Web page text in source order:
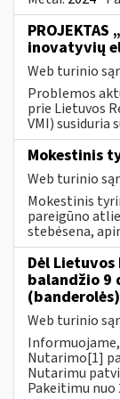
inovatyvių
Web turinio
Problemos
prie Lietuvos
VMI) susiduria
Mokestinis
Web turinio
Mokestinis
pareigūno
stebėsena,
Dėl
balandžio 9
(banderolės)
Web turinio
Informuojame,
Nutarimo[1]
Nutarimu
Pakeitimu nuo